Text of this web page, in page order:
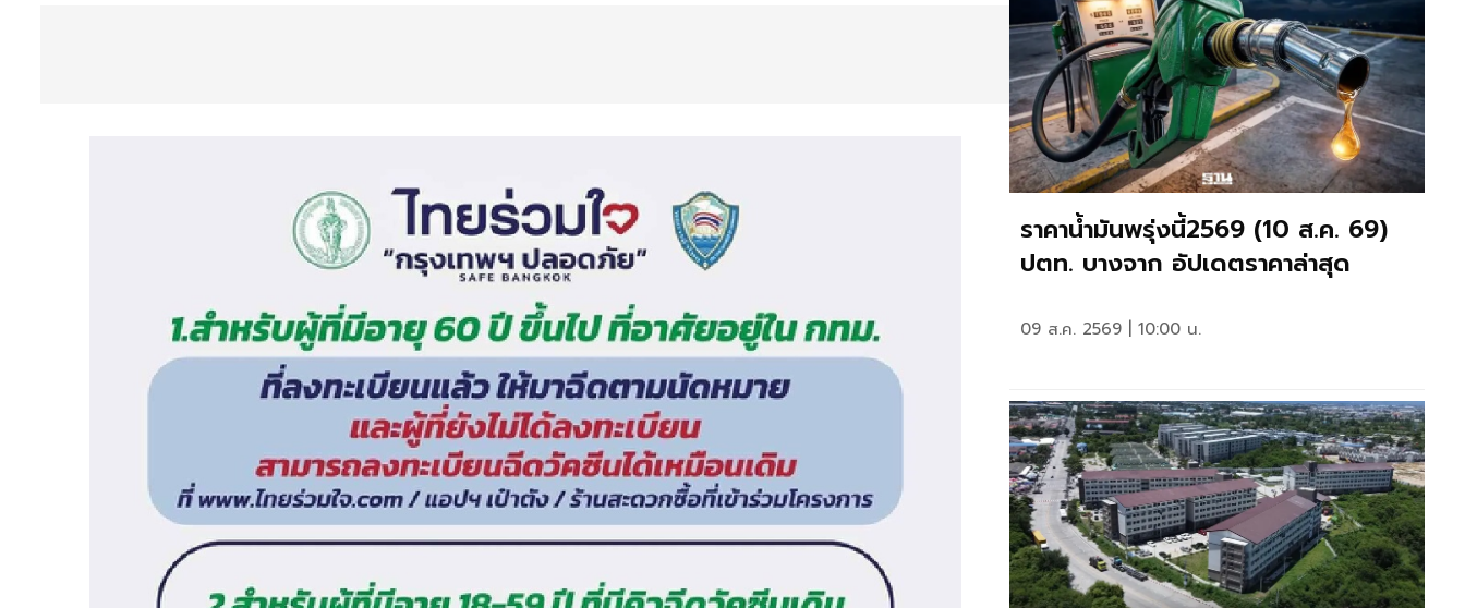
ราคาน้ำมันพรุ่งนี้2569 (10 ส.ค. 69)
ปตท. บางจาก อัปเดตราคาล่าสุด
09 ส.ค. 2569 | 10:00 น.